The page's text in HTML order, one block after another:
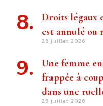
Droits légaux
est annulé ou
29 juillet 2026
Une femme
frappée à
dans une
29 juillet 2026